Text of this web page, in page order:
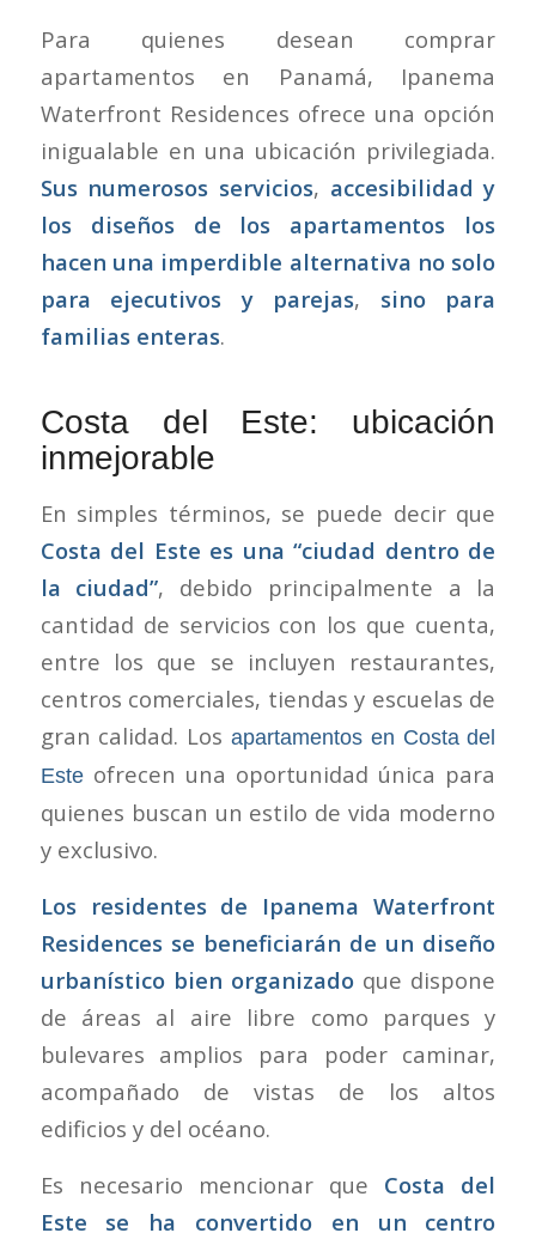
Para quienes desean comprar
apartamentos en Panamá, Ipanema
Waterfront Residences ofrece una opción
inigualable en una ubicación privilegiada.
Sus numerosos servicios, accesibilidad y
los diseños de los apartamentos los
hacen una imperdible alternativa no solo
para ejecutivos y parejas, sino para
familias enteras.
Costa del Este: ubicación
inmejorable
En simples términos, se puede decir que
Costa del Este es una “ciudad dentro de
la ciudad”, debido principalmente a la
cantidad de servicios con los que cuenta,
entre los que se incluyen restaurantes,
centros comerciales, tiendas y escuelas de
gran calidad. Los apartamentos en Costa del
Esteofrecen una oportunidad única para
quienes buscan un estilo de vida moderno
y exclusivo.
Los residentes de Ipanema Waterfront
Residences se beneficiarán de un diseño
urbanístico bien organizado que dispone
de áreas al aire libre como parques y
bulevares amplios para poder caminar,
acompañado de vistas de los altos
edificios y del océano.
Es necesario mencionar que Costa del
Este se ha convertido en un centro